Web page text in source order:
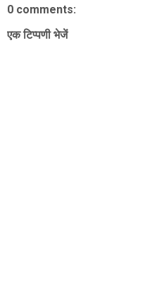
0 comments:
एक टिप्पणी भेजें